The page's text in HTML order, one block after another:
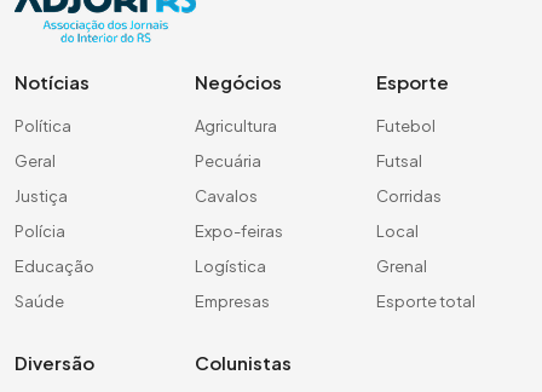
Notícias
Política
Geral
Justiça
Polícia
Educação
Saúde
Negócios
Agricultura
Pecuária
Cavalos
Expo-feiras
Logística
Empresas
Esporte
Futebol
Futsal
Corridas
Local
Grenal
Esporte total
Diversão Colunistas